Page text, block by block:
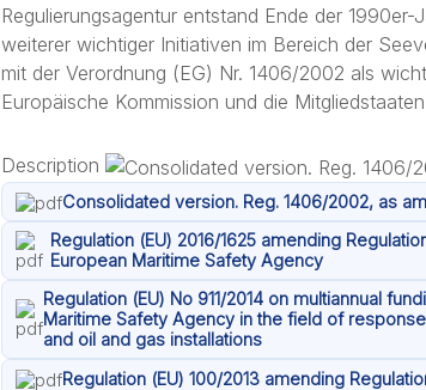
Regulierungsagentur entstand Ende der 1990er-
weiterer wichtiger Initiativen im Bereich der
mit der Verordnung (EG) Nr. 1406/2002 als
Europäische Kommission und die
Description
Consolidated version. Reg. 1406/2002, as
Regulation (EU) 2016/1625 amending
European Maritime Safety Agency
Regulation (EU) No 911/2014 on multiannual
Maritime Safety Agency in the field of
and oil and gas installations
Regulation (EU) 100/2013 amending